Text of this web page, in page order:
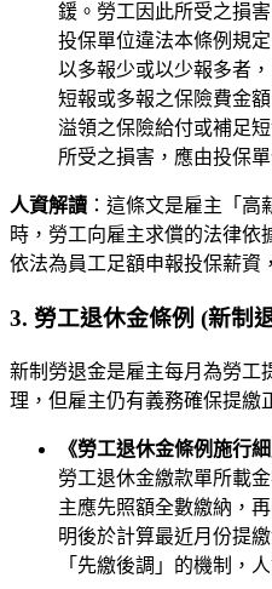
鍰。勞工因此所受之損
投保單位違法本條例規
以多報少或以少報多者
短報或多報之保險費金
溢領之保險給付或補足
所受之損害，應由投保
人資解讀 ：這條文是雇主「高
時，勞工向雇主求償的法律依
依法為員工足額申報投保薪資
3. 勞工退休金條例 (新制
新制勞退金是雇主每月為勞工
理，但雇主仍有義務確保提繳
《勞工退休金條例施行
勞工退休金繳款單所載
主應先照額全數繳納，
明後於計算最近月份提
「先繳後調」的機制，